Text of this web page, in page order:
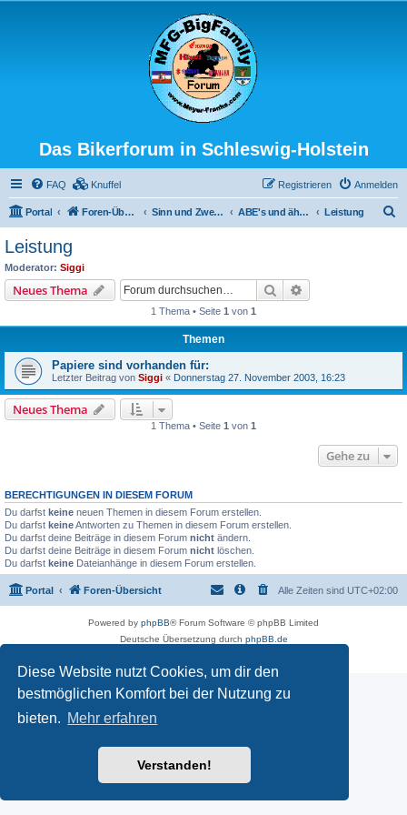
Diese Website nutzt Cookies, um dir den
bestmöglichen Komfort bei der Nutzung zu
bieten. Mehr erfahren
Verstanden!
Das Bikerforum in Schleswig-Holstein
FAQ Knuffel Anmelden
Registrieren
Portal Foren-Übersicht Sinn und Zweck der Aktion ABE's und ähnliches (des TÜV's Freude) Leistung
Leistung
Moderator: Siggi
Neues Thema Suche
1 Thema • Seite 1 von 1
Themen
Papiere sind vorhanden für:
Letzter Beitrag von Siggi « Donnerstag 27. November 2003, 16:23
Neues Thema
1 Thema • Seite 1 von 1
Gehe zu
BERECHTIGUNGEN IN DIESEM FORUM
Du darfst keine neuen Themen in diesem Forum erstellen.
Du darfst keineAntworten zu Themen in diesem Forum erstellen.
Du darfst deine Beiträge in diesem Forum nicht ändern.
Du darfst deine Beiträge in diesem Forum nicht löschen.
Du darfst keine Dateianhänge in diesem Forum erstellen.
Portal Foren-Übersicht Alle Zeiten sind UTC+02:00
Powered by phpBB® Forum Software © phpBB Limited
Deutsche Übersetzung durch phpBB.de